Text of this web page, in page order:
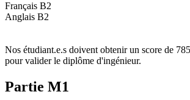
Français B2
Anglais B2
Nos étudiant.e.s doivent obtenir un score de
pour valider le diplôme d'ingénieur.
Partie M1